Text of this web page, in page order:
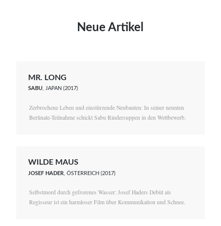
Neue Artikel
MR. LONG
SABU, JAPAN (2017)
Zerbrochene Leben und einstürzende Neubauten: In seiner neunten
Berlinale-Teilnahme schickt Sabu Rindersuppen in den Wettbewerb.
WILDE MAUS
JOSEF HADER , ÖSTERREICH (2017)
Selbstmord durch gefrorenes Wasser: Josef Haders Debüt als
Regisseur ist ein harmloser Film über Kommunikation und Schnee.